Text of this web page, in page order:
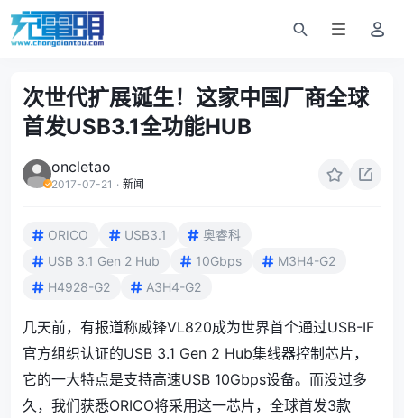
次世代扩展诞生！这家中国厂商全球
首发USB3.1全功能HUB
oncletao
2017-07-21 · 新闻
ORICO USB3.1
奥睿科
USB 3.1 Gen 2 Hub
10Gbps
M3H4-G2
H4928-G2
A3H4-G2
几天前，有报道称威锋VL820成为世界首个通过USB-IF
官方组织认证的USB 3.1 Gen 2 Hub集线器控制芯片，
它的一大特点是支持高速USB 10Gbps设备。而没过多
久，我们获悉ORICO将采用这一芯片，全球首发3款